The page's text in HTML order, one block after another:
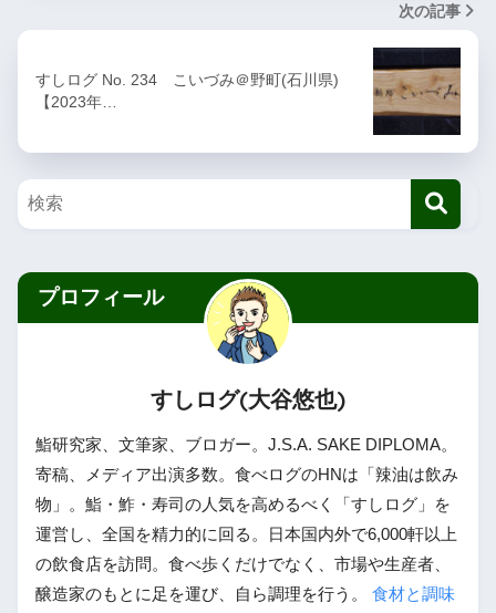
次の記事
すしログ No. 234 こいづみ＠野町(石川県)
【2023年…
プロフィール
すしログ(大谷悠也)
鮨研究家、文筆家、ブロガー。J.S.A. SAKE DIPLOMA。
寄稿、メディア出演多数。食べログのHNは「辣油は飲み
物」。鮨・鮓・寿司の人気を高めるべく「すしログ」を
運営し、全国を精力的に回る。日本国内外で6,000軒以上
の飲食店を訪問。食べ歩くだけでなく、市場や生産者、
醸造家のもとに足を運び、自ら調理を行う。 食材と調味